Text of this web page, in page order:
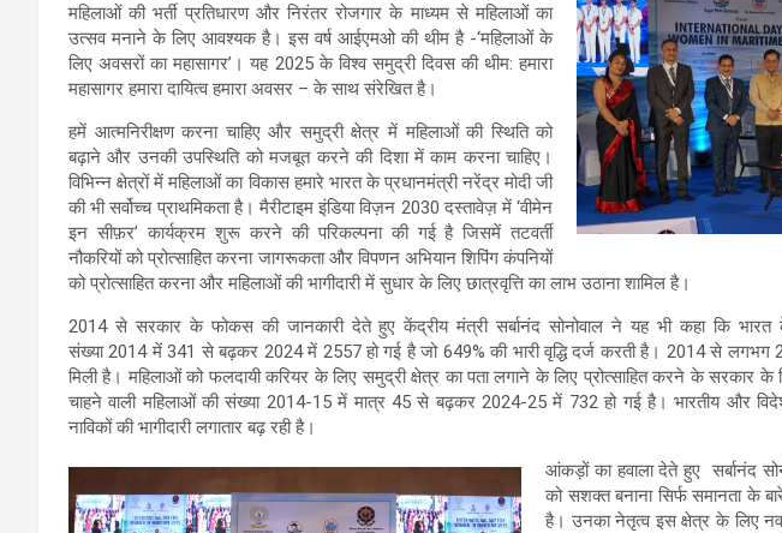
महिलाओं की भर्ती प्रतिधारण और निरंतर रोजगार के माध्यम से महिलाओं का
उत्सव मनाने के लिए आवश्यक है। इस वर्ष आईएमओ की थीम है -‘महिलाओं के
लिए अवसरों का महासागर’। यह 2025 के विश्व समुद्री दिवस की थीम: हमारा
महासागर हमारा दायित्व हमारा अवसर – के साथ संरेखित है।
हमें आत्मनिरीक्षण करना चाहिए और समुद्री क्षेत्र में महिलाओं की स्थिति को
बढ़ाने और उनकी उपस्थिति को मजबूत करने की दिशा में काम करना चाहिए।
विभिन्न क्षेत्रों में महिलाओं का विकास हमारे भारत के प्रधानमंत्री नरेंद्र मोदी जी
की भी सर्वोच्च प्राथमिकता है। मैरीटाइम इंडिया विज़न 2030 दस्तावेज़ में ‘वीमेन
इन सीफ़र’ कार्यक्रम शुरू करने की परिकल्पना की गई है जिसमें तटवर्ती
नौकरियों को प्रोत्साहित करना जागरूकता और विपणन अभियान शिपिंग कंपनियों
को प्रोत्साहित करना और महिलाओं की भागीदारी में सुधार के लिए छात्रवृत्ति का लाभ उठाना शामिल है।
2014 से सरकार के फोकस की जानकारी देते हुए केंद्रीय मंत्री सर्बानंद सोनोवाल ने यह भी कहा कि भारत
संख्या 2014 में 341 से बढ़कर 2024 में 2557 हो गई है जो 649% की भारी वृद्धि दर्ज करती है। 2014 से लगभग
मिली है। महिलाओं को फलदायी करियर के लिए समुद्री क्षेत्र का पता लगाने के लिए प्रोत्साहित करने के सरकार के
चाहने वाली महिलाओं की संख्या 2014-15 में मात्र 45 से बढ़कर 2024-25 में 732 हो गई है। भारतीय और
नाविकों की भागीदारी लगातार बढ़ रही है।
आंकड़ों का हवाला देते हुए सर्बानंद
को सशक्त बनाना सिर्फ समानता के
है। उनका नेतृत्व इस क्षेत्र के लिए